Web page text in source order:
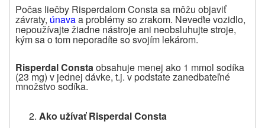
Počas liečby Risperdalom Consta sa môžu objaviť
závraty, únavaa problémy so zrakom. Neveďte vozidlo,
nepoužívajte žiadne nástroje ani neobsluhujte stroje,
kým sa o tom neporadíte so svojím lekárom.
Risperdal Constaobsahuje menej ako 1 mmol sodíka
(23 mg) v jednej dávke, t.j. v podstate zanedbateľné
množstvo sodíka.
Ako užívať Risperdal Consta